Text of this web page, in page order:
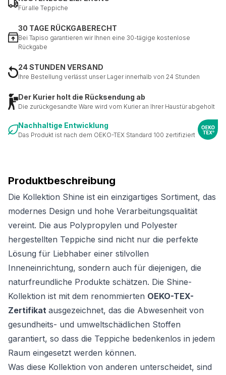
Produktbeschreibung
Die Kollektion Shine ist ein einzigartiges Sortiment, das
modernes Design und hohe Verarbeitungsqualität
vereint. Die aus Polypropylen und Polyester
hergestellten Teppiche sind nicht nur die perfekte
Lösung für Liebhaber einer stilvollen
Inneneinrichtung, sondern auch für diejenigen, die
naturfreundliche Produkte schätzen. Die Shine-
Kollektion ist mit dem renommierten OEKO-TEX-
Zertifikat ausgezeichnet, das die Abwesenheit von
gesundheits- und umweltschädlichen Stoffen
garantiert, so dass die Teppiche bedenkenlos in jedem
Raum eingesetzt werden können.
Was diese Kollektion von anderen unterscheidet, sind
Für alle Teppiche
30 TAGE RÜCKGABERECHT
Bei Tapiso garantieren wir Ihnen eine 30-tägige kostenlose
Rückgabe
24 STUNDEN VERSAND
Ihre Bestellung verlässt unser Lager innerhalb von 24 Stunden
Der Kurier holt die Rücksendung ab
Die zurückgesandte Ware wird vom Kurier an Ihrer Haustür abgeholt
Nachhaltige Entwicklung
Das Produkt ist nach dem OEKO-TEX Standard 100 zertifiziert